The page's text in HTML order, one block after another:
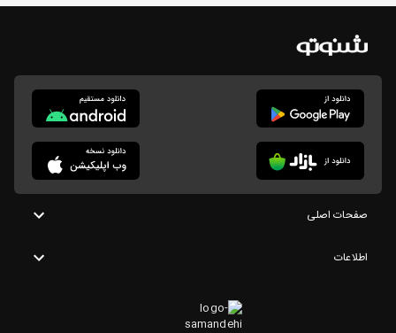
صفحات اصلی
اطلاعات